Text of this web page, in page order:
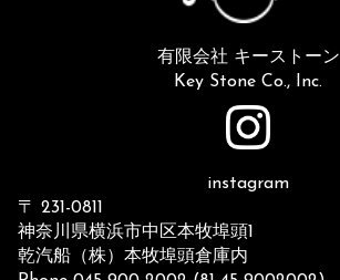
有限会社 キーストーン
Key Stone Co., Inc.
instagram
〒 231-0811
神奈川県横浜市中区本牧埠頭1
乾汽船（株）本牧埠頭倉庫内